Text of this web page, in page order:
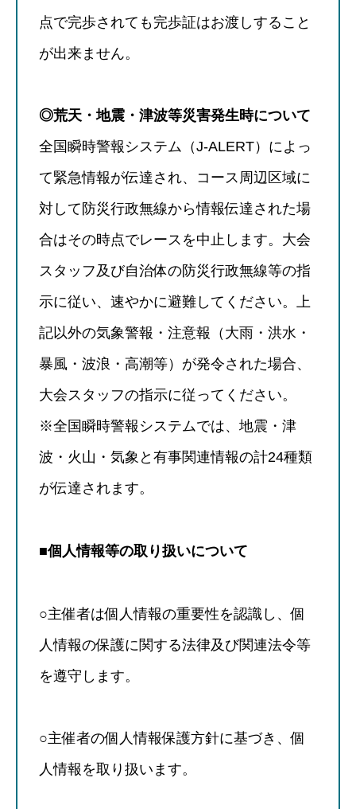
点で完歩されても完歩証はお渡しすること
が出来ません。
◎荒天・地震・津波等災害発生時について
全国瞬時警報システム（J-ALERT）によっ
て緊急情報が伝達され、コース周辺区域に
対して防災行政無線から情報伝達された場
合はその時点でレースを中止します。大会
スタッフ及び自治体の防災行政無線等の指
示に従い、速やかに避難してください。上
記以外の気象警報・注意報（大雨・洪水・
暴風・波浪・高潮等）が発令された場合、
大会スタッフの指示に従ってください。
※全国瞬時警報システムでは、地震・津
波・火山・気象と有事関連情報の計24種類
が伝達されます。
■個人情報等の取り扱いについて
○主催者は個人情報の重要性を認識し、個
人情報の保護に関する法律及び関連法令等
を遵守します。
○主催者の個人情報保護方針に基づき、個
人情報を取り扱います。